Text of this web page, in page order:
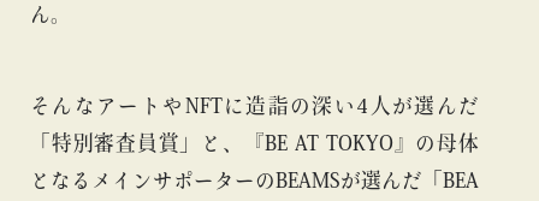
ん。
そんなアートやNFTに造詣の深い4人が選んだ
「特別審査員賞」と、『BE AT TOKYO』の母体
となるメインサポーターのBEAMSが選んだ「BEA